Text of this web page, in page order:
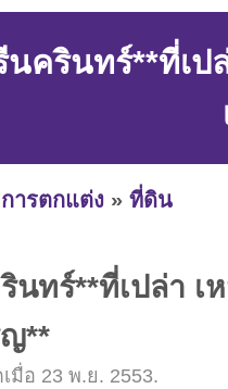
นครินทร์**ที่เป
ารตกแต่ง » ที่ดิน
นทร์**ที่เปล่า เ
**
มื่อ 23 พ.ย. 2553.